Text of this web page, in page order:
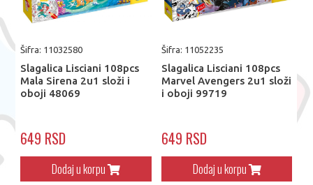
Šifra: 11032580
Slagalica Lisciani 108pcs
Mala Sirena 2u1 složi i
oboji 48069
649 RSD
Dodaj u korpu
Šifra: 11052235
Slagalica Lisciani 108pcs
Marvel Avengers 2u1 složi
i oboji 99719
649 RSD
Dodaj u korpu